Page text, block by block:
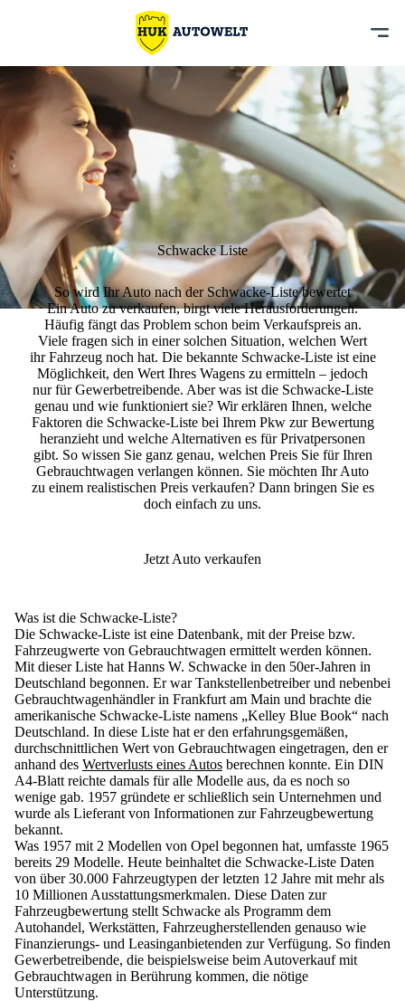
Schwacke Liste
So wird Ihr Auto nach der Schwacke-Liste bewertet
Ein Auto zu verkaufen, birgt viele Herausforderungen.
Häufig fängt das Problem schon beim Verkaufspreis an.
Viele fragen sich in einer solchen Situation, welchen Wert
ihr Fahrzeug noch hat. Die bekannte Schwacke-Liste ist eine
Möglichkeit, den Wert Ihres Wagens zu ermitteln – jedoch
nur für Gewerbetreibende. Aber was ist die Schwacke-Liste
genau und wie funktioniert sie? Wir erklären Ihnen, welche
Faktoren die Schwacke-Liste bei Ihrem Pkw zur Bewertung
heranzieht und welche Alternativen es für Privatpersonen
gibt. So wissen Sie ganz genau, welchen Preis Sie für Ihren
Gebrauchtwagen verlangen können. Sie möchten Ihr Auto
zu einem realistischen Preis verkaufen? Dann bringen Sie es
doch einfach zu uns.
Jetzt Auto verkaufen
Was ist die Schwacke-Liste?
Die Schwacke-Liste ist eine Datenbank, mit der Preise bzw.
Fahrzeugwerte von Gebrauchtwagen ermittelt werden können.
Mit dieser Liste hat Hanns W. Schwacke in den 50er-Jahren in
Deutschland begonnen. Er war Tankstellenbetreiber und nebenbei
Gebrauchtwagenhändler in Frankfurt am Main und brachte die
amerikanische Schwacke-Liste namens „Kelley Blue Book“ nach
Deutschland. In diese Liste hat er den erfahrungsgemäßen,
durchschnittlichen Wert von Gebrauchtwagen eingetragen, den er
anhand des Wertverlusts eines Autos berechnen konnte. Ein DIN
A4-Blatt reichte damals für alle Modelle aus, da es noch so
wenige gab. 1957 gründete er schließlich sein Unternehmen und
wurde als Lieferant von Informationen zur Fahrzeugbewertung
bekannt.
Was 1957 mit 2 Modellen von Opel begonnen hat, umfasste 1965
bereits 29 Modelle. Heute beinhaltet die Schwacke-Liste Daten
von über 30.000 Fahrzeugtypen der letzten 12 Jahre mit mehr als
10 Millionen Ausstattungsmerkmalen. Diese Daten zur
Fahrzeugbewertung stellt Schwacke als Programm dem
Autohandel, Werkstätten, Fahrzeugherstellenden genauso wie
Finanzierungs- und Leasinganbietenden zur Verfügung. So finden
Gewerbetreibende, die beispielsweise beim Autoverkauf mit
Gebrauchtwagen in Berührung kommen, die nötige
Unterstützung.